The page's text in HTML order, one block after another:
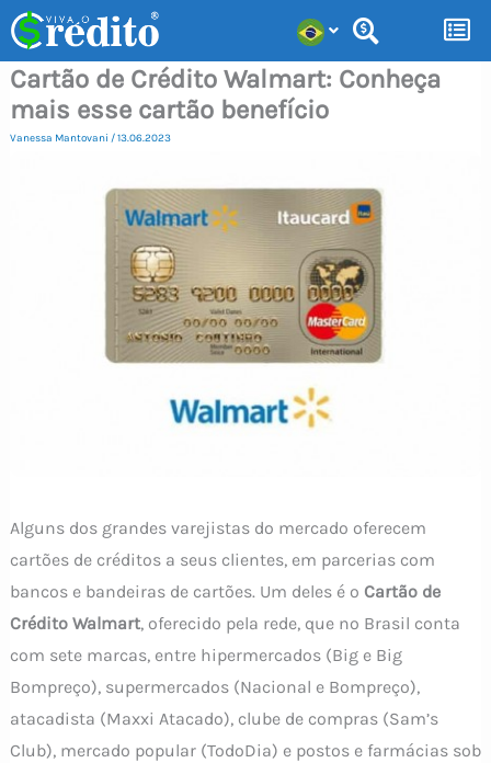
para
conteúdo
Cartão de Crédito Walmart: Conheça
mais esse cartão benefício
Vanessa Mantovani /13.06.2023
Alguns dos grandes varejistas do mercado oferecem
cartões de créditosa seus clientes, em parcerias com
bancos e bandeiras de cartões. Um deles é o Cartão de
Crédito Walmart, oferecido pela rede, que no Brasil conta
com sete marcas, entre hipermercados(Big e Big
Bompreço), supermercados (Nacional e Bompreço),
atacadista (Maxxi Atacado), clube de compras (Sam’s
Club), mercado popular (TodoDia) e postos e farmácias sob